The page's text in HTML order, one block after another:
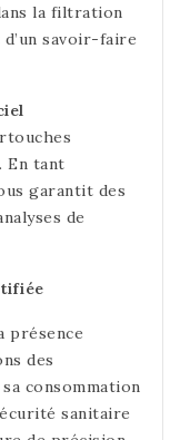
la filtration
savoir-faire
En tant
garantit des
de
présence
des
consommation
sanitaire